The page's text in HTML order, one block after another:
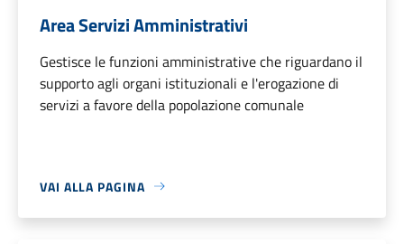
Area Servizi Amministrativi
Gestisce le funzioni amministrative che riguardano il
supporto agli organi istituzionali e l'erogazione di
servizi a favore della popolazione comunale
VAI ALLA PAGINA